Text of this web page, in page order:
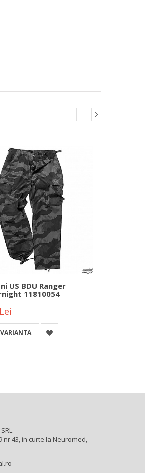
US BDU Ranger
11810054
Lei
nr 43, in curte la Neuromed,